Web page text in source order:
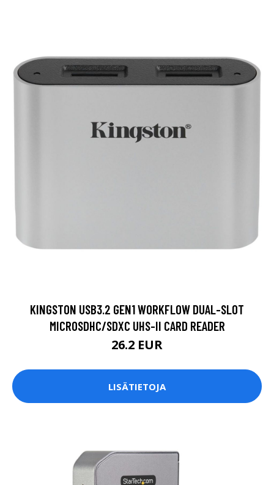
KINGSTON USB3.2 GEN1 WORKFLOW DUAL-SLOT
MICROSDHC/SDXC UHS-II CARD READER
26.2 EUR
LISÄTIETOJA